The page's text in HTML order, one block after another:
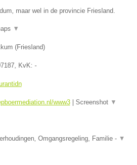
maar wel in de provincie Friesland.
▼
(Friesland)
, KvK: -
www3| Screenshot ▼
Omgangsregeling, Familie - ▼